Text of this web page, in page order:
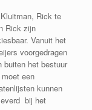
Rick te
Rick zijn
Vanuit het
voorgedragen
buiten het bestuur
een
kunnen
bij het